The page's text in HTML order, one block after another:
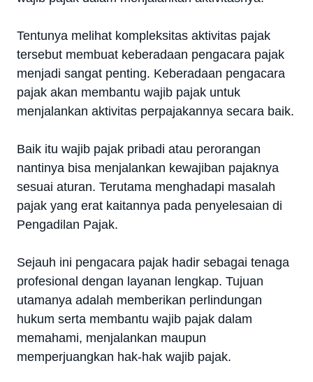
Tentunya melihat kompleksitas aktivitas pajak
tersebut membuat keberadaan pengacara pajak
menjadi sangat penting. Keberadaan pengacara
pajak akan membantu wajib pajak untuk
menjalankan aktivitas perpajakannya secara baik.
Baik itu wajib pajak pribadi atau perorangan
nantinya bisa menjalankan kewajiban pajaknya
sesuai aturan. Terutama menghadapi masalah
pajak yang erat kaitannya pada penyelesaian di
Pengadilan Pajak.
Sejauh ini pengacara pajak hadir sebagai tenaga
profesional dengan layanan lengkap. Tujuan
utamanya adalah memberikan perlindungan
hukum serta membantu wajib pajak dalam
memahami, menjalankan maupun
memperjuangkan hak-hak wajib pajak.